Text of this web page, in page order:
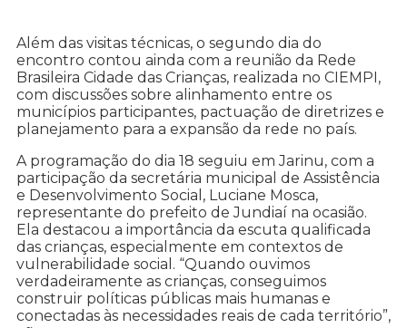
Além das visitas técnicas, o segundo dia do
encontro contou ainda com a reunião da Rede
Brasileira Cidade das Crianças, realizada no CIEMPI,
com discussões sobre alinhamento entre os
municípios participantes, pactuação de diretrizes e
planejamento para a expansão da rede no país.
A programação do dia 18 seguiu em Jarinu, com a
participação da secretária municipal de Assistência
e Desenvolvimento Social, Luciane Mosca,
representante do prefeito de Jundiaí na ocasião.
Ela destacou a importância da escuta qualificada
das crianças, especialmente em contextos de
vulnerabilidade social. “Quando ouvimos
verdadeiramente as crianças, conseguimos
construir políticas públicas mais humanas e
conectadas às necessidades reais de cada território”,